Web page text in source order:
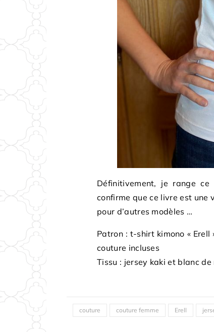
Définitivement, je range
confirme que ce livre est
pour d’autres modèles …
Patron : t-shirt kimono «
couture incluses
Tissu : jersey kaki et blanc de
couture couture femme Erell